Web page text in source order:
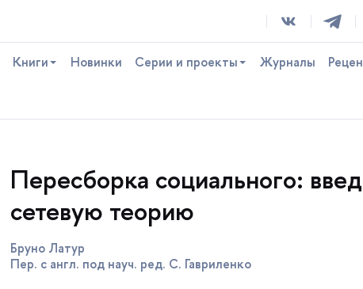
Книги Новинки Серии и проекты Журналы
Пересборка социального:
сетевую теорию
Бруно Латур
Пер. с англ. под науч. ред. C. Гавриленко